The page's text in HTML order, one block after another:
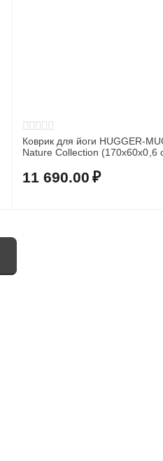
Коврик для йоги HUGGER-
Nature Collection (170х60х0,6
11 690.00 ₽